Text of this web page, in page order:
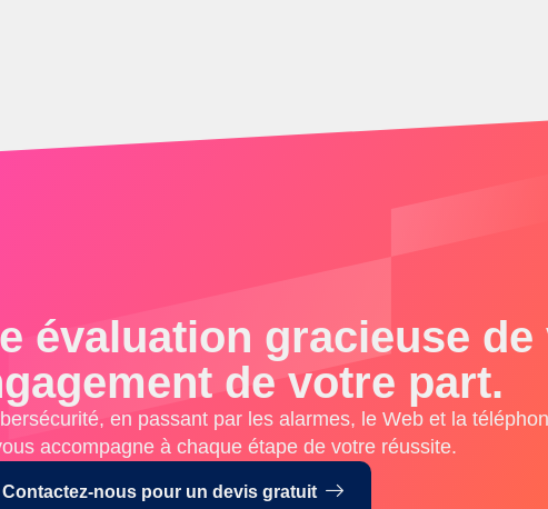
évaluation gracieuse
de votre part.
en passant par les alarmes, le Web et la
accompagne à chaque étape de votre réussite.
Contactez-nous pour un devis gratuit